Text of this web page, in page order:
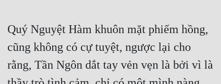
Quý Nguyệt Hàm khuôn mặt phiếm hồng,
cũng không có cự tuyệt, ngược lại cho
rằng, Tần Ngôn dắt tay vẻn vẹn là bởi vì là